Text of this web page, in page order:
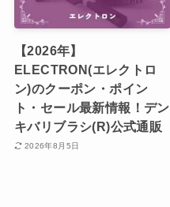
【2026年】
ELECTRON(エレクトロ
ン)のクーポン・ポイン
ト・セール最新情報！デン
キバリブラシ(R)公式通販
2026年8月5日